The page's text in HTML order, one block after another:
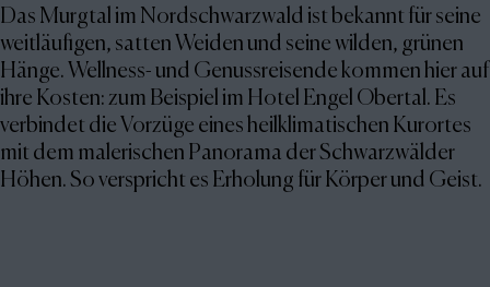
Das Murgtal im Nordschwarzwald ist bekannt für seine
weitläufigen, satten Weiden und seine wilden, grünen
Hänge. Wellness- und Genussreisende kommen hier auf
ihre Kosten: zum Beispiel im Hotel Engel Obertal. Es
verbindet die Vorzüge eines heilklimatischen Kurortes
mit dem malerischen Panorama der Schwarzwälder
Höhen. So verspricht es Erholung für Körper und Geist.